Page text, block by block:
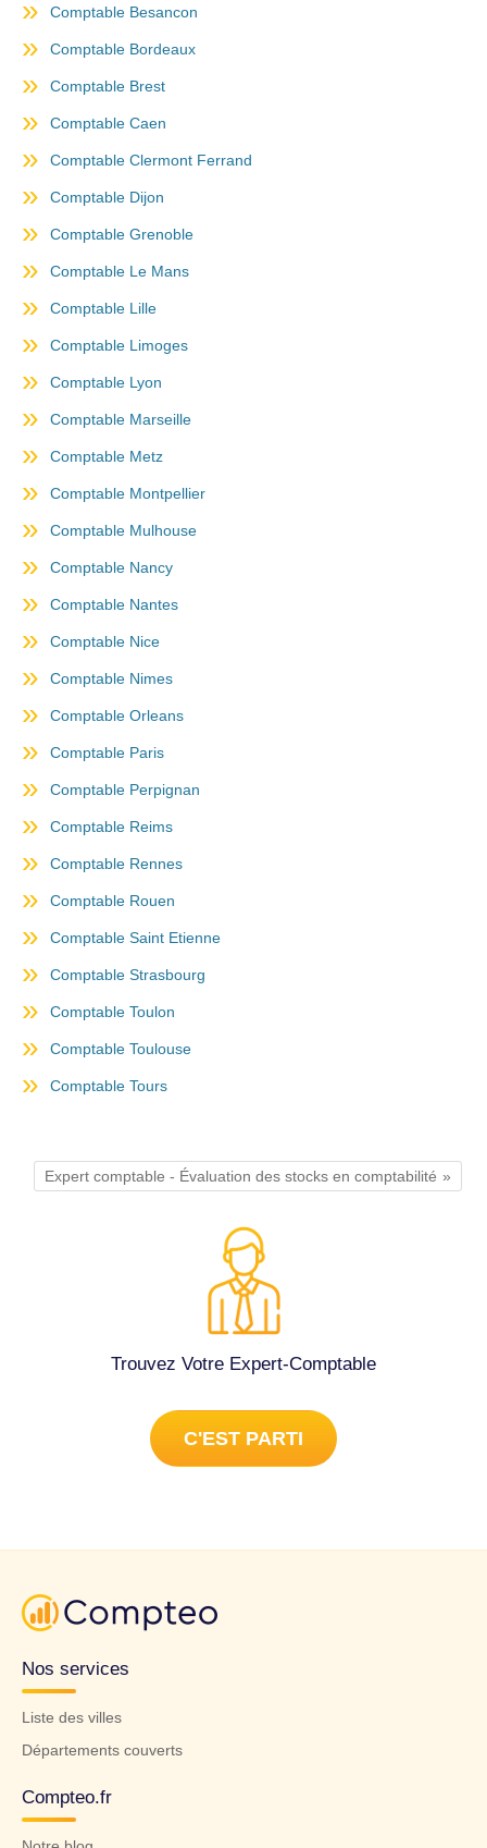
Comptable Besancon
Comptable Bordeaux
Comptable Brest
Comptable Caen
Comptable Clermont Ferrand
Comptable Dijon
Comptable Grenoble
Comptable Le Mans
Comptable Lille
Comptable Limoges
Comptable Lyon
Comptable Marseille
Comptable Metz
Comptable Montpellier
Comptable Mulhouse
Comptable Nancy
Comptable Nantes
Comptable Nice
Comptable Nimes
Comptable Orleans
Comptable Paris
Comptable Perpignan
Comptable Reims
Comptable Rennes
Comptable Rouen
Comptable Saint Etienne
Comptable Strasbourg
Comptable Toulon
Comptable Toulouse
Comptable Tours
Expert comptable - Évaluation des stocks en comptabilité
Trouvez Votre Expert-Comptable
C'EST PARTI
Nos services
Liste des villes
Départements couverts
Compteo.fr